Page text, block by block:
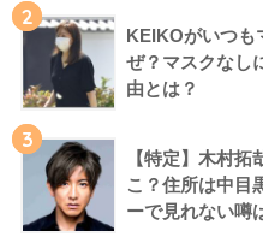
2
KEIKOがいつも
ぜ？マスクなし
由とは？
3
【特定】木村
こ？住所は中目
ーで見れない噂